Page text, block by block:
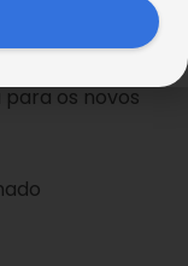
para
os novos